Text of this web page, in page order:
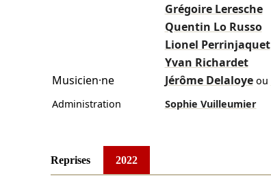
Grégoire Leresche
Quentin Lo Russo
Lionel Perrinjaquet
Yvan Richardet
Musicien·ne
Jérôme Delaloye ou
Administration Sophie Vuilleumier
Reprises 2022